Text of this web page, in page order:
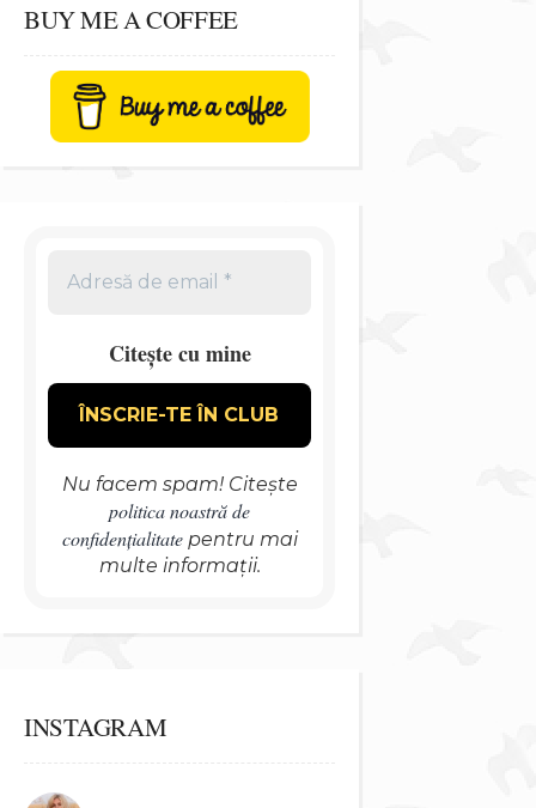
BUY ME A COFFEE
Citește cu mine
Nu facem spam! Citește
politica noastră de
confidențialitatepentru mai
multe informații.
INSTAGRAM